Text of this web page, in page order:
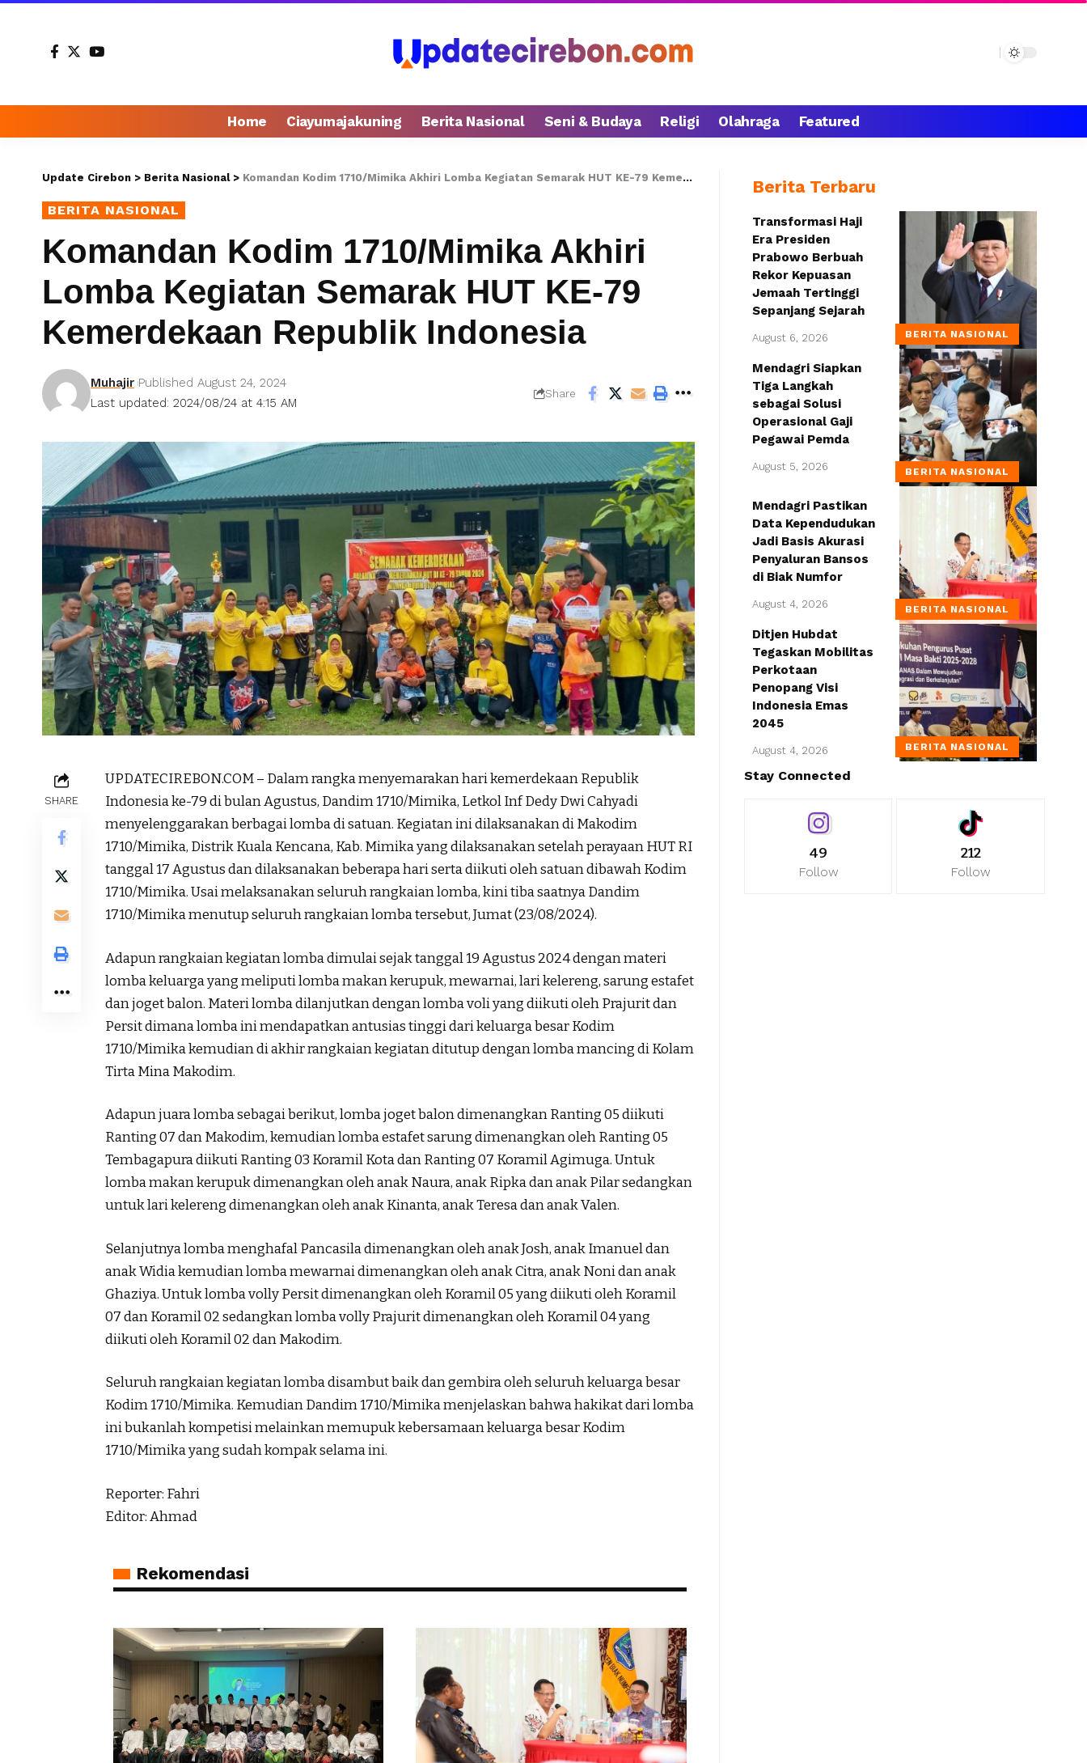
Home Ciayumajakuning Berita Nasional Seni & Budaya Religi Olahraga Featured
Update Cirebon > Berita Nasional> Komandan Kodim 1710/Mimika Akhiri Lomba Kegiatan Semarak HUT KE-79 Kemerdekaan Republik Indonesia
BERITA NASIONAL
Komandan Kodim 1710/Mimika Akhiri
Lomba Kegiatan Semarak HUT KE-79
Kemerdekaan Republik Indonesia
Last updated: 2024/08/24 at 4:15 AM
Muhajir Published August 24, 2024
Share
SHARE
UPDATECIREBON.COM – Dalam rangka menyemarakan hari kemerdekaan Republik
Indonesia ke-79 di bulan Agustus, Dandim 1710/Mimika, Letkol Inf Dedy Dwi Cahyadi
menyelenggarakan berbagai lomba di satuan. Kegiatan ini dilaksanakan di Makodim
1710/Mimika, Distrik Kuala Kencana, Kab. Mimika yang dilaksanakan setelah perayaan HUT RI
tanggal 17 Agustus dan dilaksanakan beberapa hari serta diikuti oleh satuan dibawah Kodim
1710/Mimika. Usai melaksanakan seluruh rangkaian lomba, kini tiba saatnya Dandim
1710/Mimika menutup seluruh rangkaian lomba tersebut, Jumat (23/08/2024).
Adapun rangkaian kegiatan lomba dimulai sejak tanggal 19 Agustus 2024 dengan materi
lomba keluarga yang meliputi lomba makan kerupuk, mewarnai, lari kelereng, sarung estafet
dan joget balon. Materi lomba dilanjutkan dengan lomba voli yang diikuti oleh Prajurit dan
Persit dimana lomba ini mendapatkan antusias tinggi dari keluarga besar Kodim
1710/Mimika kemudian di akhir rangkaian kegiatan ditutup dengan lomba mancing di Kolam
Tirta Mina Makodim.
Adapun juara lomba sebagai berikut, lomba joget balon dimenangkan Ranting 05 diikuti
Ranting 07 dan Makodim, kemudian lomba estafet sarung dimenangkan oleh Ranting 05
Tembagapura diikuti Ranting 03 Koramil Kota dan Ranting 07 Koramil Agimuga. Untuk
lomba makan kerupuk dimenangkan oleh anak Naura, anak Ripka dan anak Pilar sedangkan
untuk lari kelereng dimenangkan oleh anak Kinanta, anak Teresa dan anak Valen.
Selanjutnya lomba menghafal Pancasila dimenangkan oleh anak Josh, anak Imanuel dan
anak Widia kemudian lomba mewarnai dimenangkan oleh anak Citra, anak Noni dan anak
Ghaziya. Untuk lomba volly Persit dimenangkan oleh Koramil 05 yang diikuti oleh Koramil
07 dan Koramil 02 sedangkan lomba volly Prajurit dimenangkan oleh Koramil 04 yang
diikuti oleh Koramil 02 dan Makodim.
Seluruh rangkaian kegiatan lomba disambut baik dan gembira oleh seluruh keluarga besar
Kodim 1710/Mimika. Kemudian Dandim 1710/Mimika menjelaskan bahwa hakikat dari lomba
ini bukanlah kompetisi melainkan memupuk kebersamaan keluarga besar Kodim
1710/Mimika yang sudah kompak selama ini.
Reporter: Fahri
Editor: Ahmad
Rekomendasi
Berita Terbaru
BERITA NASIONAL
Transformasi Haji
Era Presiden
Prabowo Berbuah
Rekor Kepuasan
Jemaah Tertinggi
Sepanjang Sejarah
August 6, 2026
BERITA NASIONAL
Mendagri Siapkan
Tiga Langkah
sebagai Solusi
Operasional Gaji
Pegawai Pemda
August 5, 2026
BERITA NASIONAL
Mendagri Pastikan
Data Kependudukan
Jadi Basis Akurasi
Penyaluran Bansos
di Biak Numfor
August 4, 2026
BERITA NASIONAL
Ditjen Hubdat
Tegaskan Mobilitas
Perkotaan
Penopang Visi
Indonesia Emas
2045
August 4, 2026
Stay Connected
49
Follow
212
Follow